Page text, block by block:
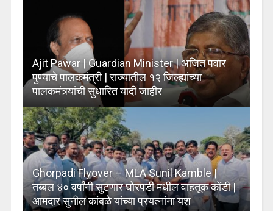
Ajit Pawar | Guardian Minister | अजित पवार
पुण्याचे पालकमंत्री | राज्यातील १२ जिल्ह्यांच्या
पालकमंत्र्यांची सुधारित यादी जाहीर
Ghorpadi Flyover – MLA Sunil Kamble |
तब्बल ४० वर्षांनी सुटणार घोरपडी मधील वाहतूक कोंडी |
आमदार सुनील कांबळे यांच्या प्रयत्नांना यश